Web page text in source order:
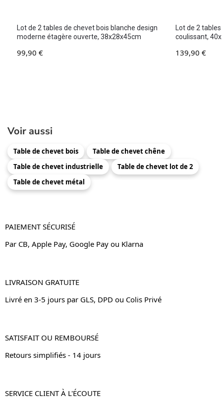
Lot de 2 tables de chevet bois blanche design
moderne étagère ouverte, 38x28x45cm
99,90 €
Lot de 2
coulissant,
139,90 €
Voir aussi
Table de chevet bois
Table de chevet chêne
Table de chevet industrielle
Table de chevet lot de 2
Table de chevet métal
PAIEMENT SÉCURISÉ
Par CB, Apple Pay, Google Pay ou Klarna
LIVRAISON GRATUITE
Livré en 3-5 jours par GLS, DPD ou Colis Privé
SATISFAIT OU REMBOURSÉ
Retours simplifiés - 14 jours
SERVICE CLIENT À L'ÉCOUTE